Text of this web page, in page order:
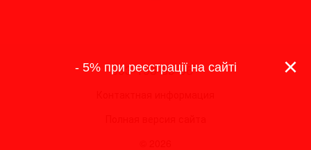
093-193-69-96 ×
- 5% при реєстрації на сайті